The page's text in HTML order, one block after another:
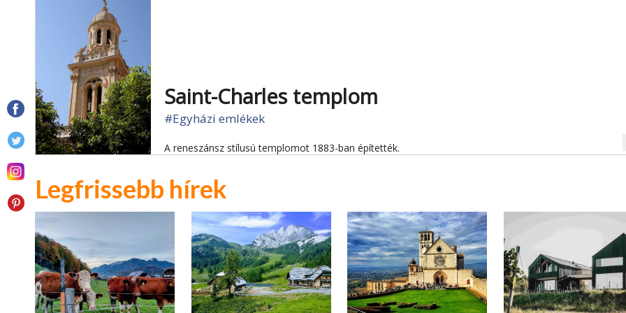
Saint-Charles templom
#Egyházi emlékek
A reneszánsz stílusú templomot 1883-ban építették.
Legfrissebb hírek